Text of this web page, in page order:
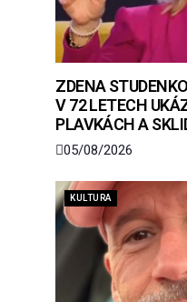
ZDENA
V 72 LETECH
PLAVKÁCH A
05/08/2026
KULTURA